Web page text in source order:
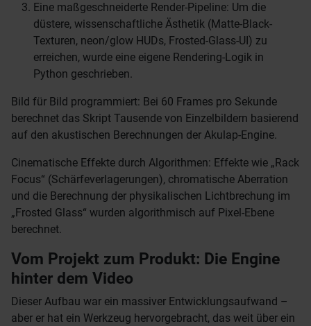
Eine maßgeschneiderte Render-Pipeline: Um die
düstere, wissenschaftliche Ästhetik (Matte-Black-
Texturen, neon/glow HUDs, Frosted-Glass-UI) zu
erreichen, wurde eine eigene Rendering-Logik in
Python geschrieben.
Bild für Bild programmiert: Bei 60 Frames pro Sekunde
berechnet das Skript Tausende von Einzelbildern basierend
auf den akustischen Berechnungen der Akulap-Engine.
Cinematische Effekte durch Algorithmen: Effekte wie „Rack
Focus“ (Schärfeverlagerungen), chromatische Aberration
und die Berechnung der physikalischen Lichtbrechung im
„Frosted Glass“ wurden algorithmisch auf Pixel-Ebene
berechnet.
Vom Projekt zum Produkt: Die Engine
hinter dem Video
Dieser Aufbau war ein massiver Entwicklungsaufwand –
aber er hat ein Werkzeug hervorgebracht, das weit über ein